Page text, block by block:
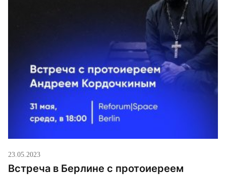
23.05.2023
Встреча в Берлине с протоиереем